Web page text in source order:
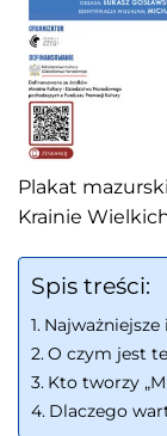
Plakat
Krainie
Spis treści:
O czym jest
Kto tworzy
Dlaczego